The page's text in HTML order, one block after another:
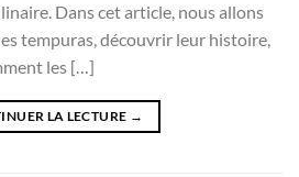
Dans cet article, nous allons
tempuras, découvrir leur histoire,
les […]
LA LECTURE →